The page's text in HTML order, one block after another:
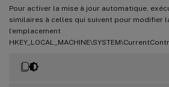
Pour activer la mise à jour automatique,
similaires à celles qui suivent pour modifier
l’emplacement